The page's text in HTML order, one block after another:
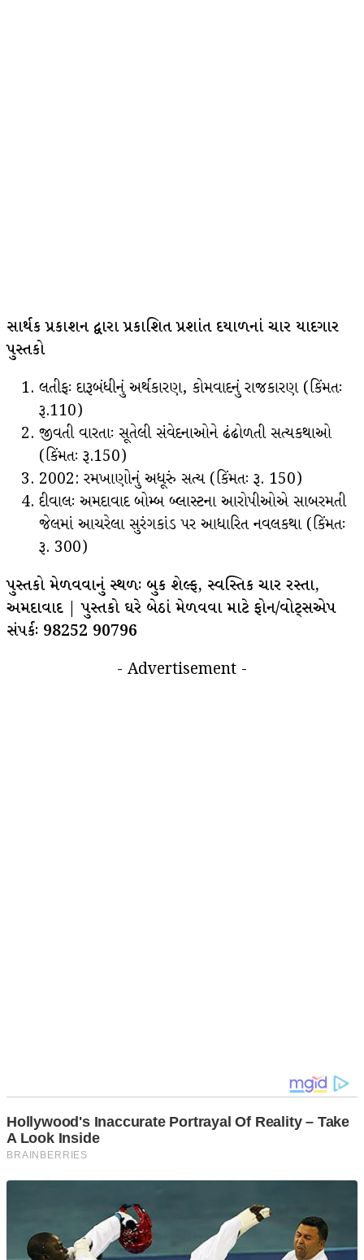
સાર્થક પ્રકાશન દ્વારા પ્રકાશિત પ્રશાંત દયાળનાં ચાર યાદગાર
પુસ્તકો
લતીફઃ દારૂબંધીનું અર્થકારણ, કોમવાદનું રાજકારણ (કિંમતઃ
રૂ.110)
જીવતી વારતાઃ સૂતેલી સંવેદનાઓને ઢંઢોળતી સત્યકથાઓ
(કિંમતઃ રૂ.150)
2002: રમખાણોનું અધૂરું સત્ય (કિંમતઃ રૂ. 150)
દીવાલઃ અમદાવાદ બોમ્બ બ્લાસ્ટના આરોપીઓએ સાબરમતી
જેલમાં આચરેલા સુરંગકાંડ પર આધારિત નવલકથા (કિંમતઃ
રૂ. 300)
પુસ્તકો મેળવવાનું સ્થળઃ બુક શેલ્ફ, સ્વસ્તિક ચાર રસ્તા,
અમદાવાદ | પુસ્તકો ઘરે બેઠાં મેળવવા માટે ફોન/વોટ્સએપ
સંપર્કઃ 98252 90796
- Advertisement -